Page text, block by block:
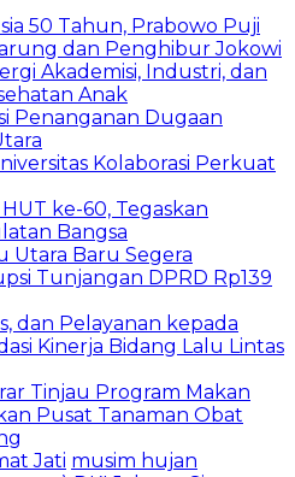
50 Tahun, Prabowo Puji
dan Penghibur Jokowi
Akademisi, Industri, dan
Anak
Penanganan Dugaan
Kolaborasi Perkuat
ke-60, Tegaskan
Bangsa
Utara Baru Segera
Tunjangan DPRD Rp139
dan Pelayanan kepada
Kinerja Bidang Lalu Lintas
Tinjau Program Makan
Pusat Tanaman Obat
Jati musim hujan